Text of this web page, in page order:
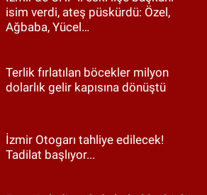
isim verdi, ateş püskürdü: Özel,
Ağbaba, Yücel…
Terlik fırlatılan böcekler milyon
dolarlık gelir kapısına dönüştü
İzmir Otogarı tahliye edilecek!
Tadilat başlıyor...